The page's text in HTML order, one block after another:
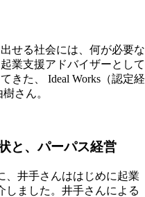
せる社会には、何が必要
業支援アドバイザーとし
きた、 Ideal Works（認定
さん。
と、パーパス経営
、井手さんははじめに起業
しました。井手さんによる